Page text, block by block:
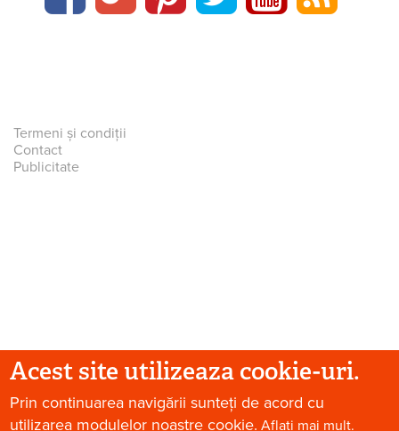
Termeni și condiții
Contact
Publicitate
© 2026 Paradis Verde. Toate drepturile rezervate.
Acest site utilizeaza cookie-uri.
Prin continuarea navigării sunteți de acord cu
utilizarea modulelor noastre cookie. Aflați mai mult.